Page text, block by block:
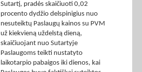
Sutartį, pradės skaičiuoti 0,02
procento dydžio delspinigius nuo
nesuteiktų Paslaugų kainos su PVM
už kiekvieną uždelstą dieną,
skaičiuojant nuo Sutartyje
Paslaugoms teikti nustatyto
laikotarpio pabaigos iki dienos, kai